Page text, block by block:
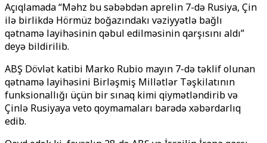
Açıqlamada “Məhz bu səbəbdən aprelin 7-də Rusiya, Çin
ilə birlikdə Hörmüz boğazındakı vəziyyətlə bağlı
qətnamə layihəsinin qəbul edilməsinin qarşısını aldı”
deyə bildirilib.
ABŞ Dövlət katibi Marko Rubio mayın 7-də təklif olunan
qətnamə layihəsini Birləşmiş Millətlər Təşkilatının
funksionallığı üçün bir sınaq kimi qiymətləndirib və
Çinlə Rusiyaya veto qoymamaları barədə xəbərdarlıq
edib.